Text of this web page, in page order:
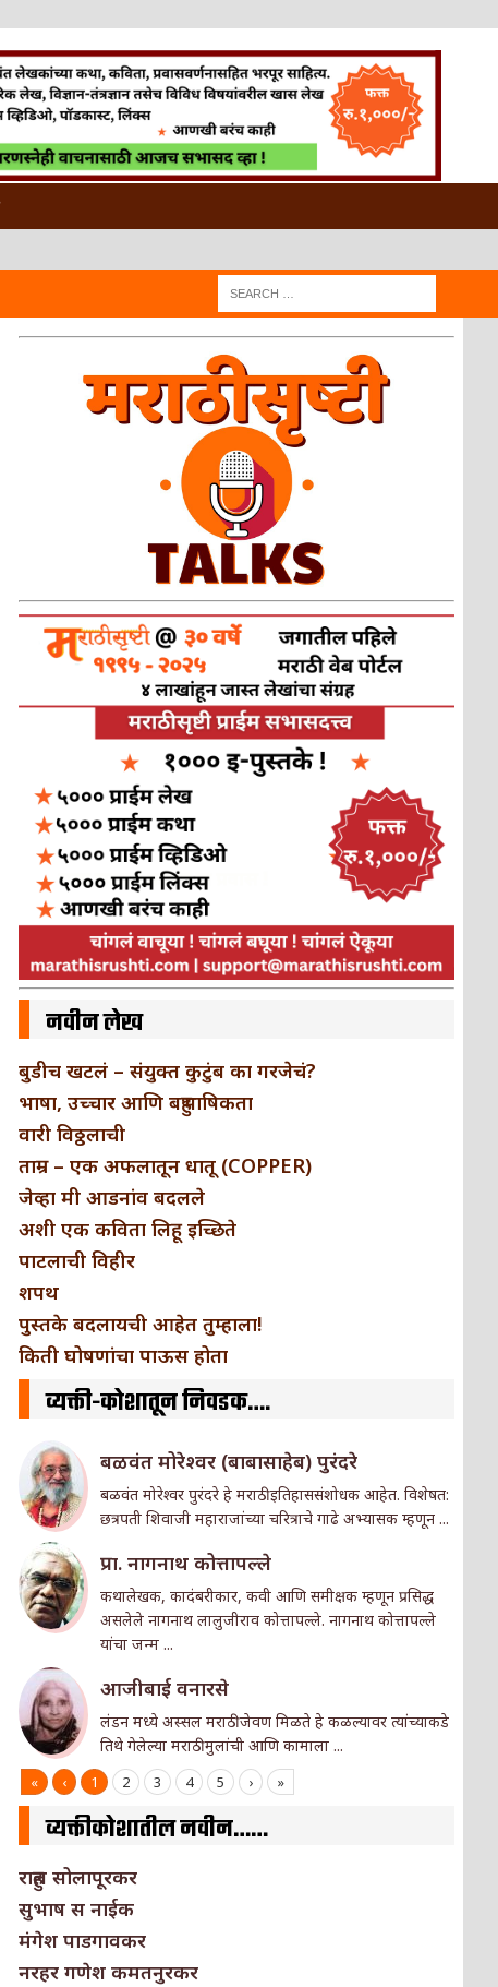
नवीन लेख
बुडीच खटलं – संयुक्त कुटुंब का गरजेचं?
भाषा, उच्चार आणि बहुभाषिकता
वारी विठ्ठलाची
ताम्र – एक अफलातून धातू (COPPER)
जेव्हा मी आडनांव बदलले
अशी एक कविता लिहू इच्छिते
पाटलाची विहीर
शपथ
पुस्तके बदलायची आहेत तुम्हाला!
किती घोषणांचा पाऊस होता
व्यक्ती-कोशातून निवडक….
बळवंत मोरेश्वर (बाबासाहेब) पुरंदरे
बळवंत मोरेश्वर पुरंदरे हे मराठी इतिहाससंशोधक आहेत. विशेषत:
छत्रपती शिवाजी महाराजांच्या चरित्राचे गाढे अभ्यासक म्हणून ...
प्रा. नागनाथ कोत्तापल्ले
कथालेखक, कादंबरीकार, कवी आणि समीक्षक म्हणून प्रसिद्ध
असलेले नागनाथ लालुजीराव कोत्तापल्ले. नागनाथ कोत्तापल्ले
यांचा जन्म ...
आजीबाई वनारसे
लंडन मध्ये अस्सल मराठी जेवण मिळते हे कळल्यावर त्यांच्याकडे
तिथे गेलेल्या मराठी मुलांची आणि कामाला ...
« ‹ 1 2 3 4 5 › »
व्यक्तीकोशातील नवीन……
राहुल सोलापूरकर
सुभाष स नाईक
मंगेश पाडगावकर
नरहर गणेश कमतनुरकर